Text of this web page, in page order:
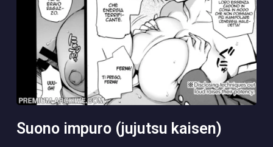
suono impuro (jujutsu kaisen)